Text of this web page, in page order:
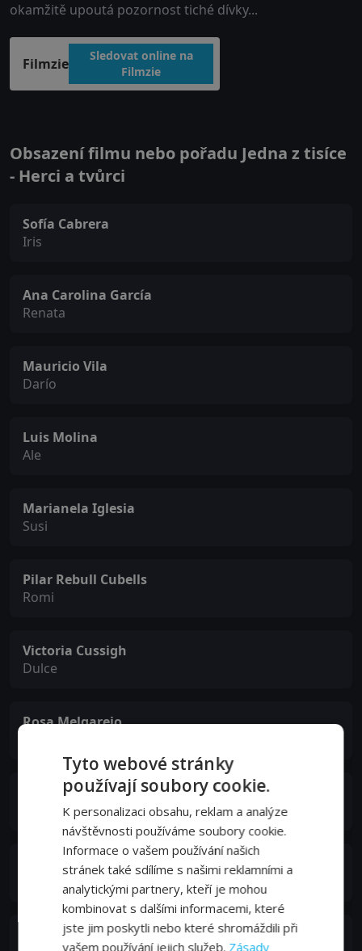
okamžitě upoutá pozornost tiché dívky...
Filmzie
Sledovat online na
Filmzie
Obsazení filmu nebo pořadu Jedna z tisíce
- Herci a tvůrci
Sofía Cabrera
Iris
Ana Carolina García
Renata
Mauricio Vila
Darío
Luis Molina
Ale
Marianela Iglesia
Susi
Pilar Rebull Cubells
Romi
Victoria Cussigh
Dulce
Rosa Melgarejo
Martha Beatriz Barboza
Aunt Tere
Gustavo Bravo
Florencia Castillo
Tyto webové stránky
používají soubory cookie.
K personalizaci obsahu, reklam a analýze
návštěvnosti používáme soubory cookie.
Informace o vašem používání našich
stránek také sdílíme s našimi reklamními a
analytickými partnery, kteří je mohou
kombinovat s dalšími informacemi, které
jste jim poskytli nebo které shromáždili při
vašem používání jejich služeb. Zásady